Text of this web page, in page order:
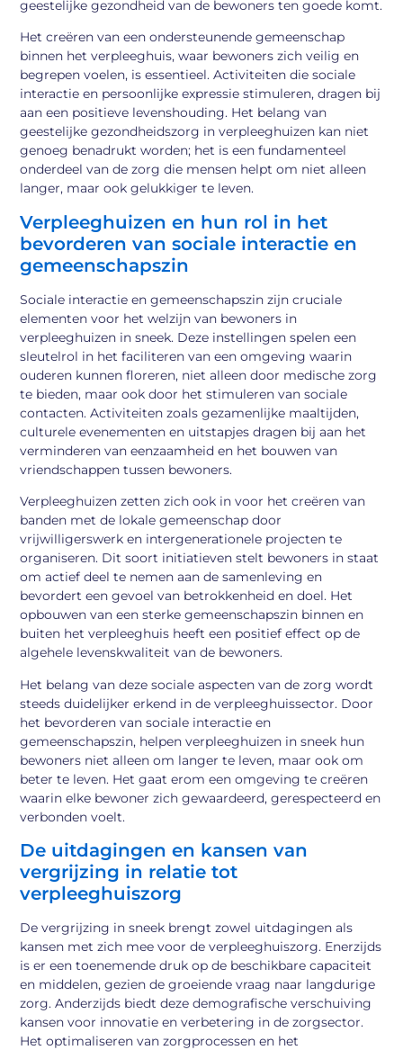
geestelijke gezondheid van de bewoners ten goede komt.
Het creëren van een ondersteunende gemeenschap
binnen het verpleeghuis, waar bewoners zich veilig en
begrepen voelen, is essentieel. Activiteiten die sociale
interactie en persoonlijke expressie stimuleren, dragen bij
aan een positieve levenshouding. Het belang van
geestelijke gezondheidszorg in verpleeghuizen kan niet
genoeg benadrukt worden; het is een fundamenteel
onderdeel van de zorg die mensen helpt om niet alleen
langer, maar ook gelukkiger te leven.
Verpleeghuizen en hun rol in het
bevorderen van sociale interactie en
gemeenschapszin
Sociale interactie en gemeenschapszin zijn cruciale
elementen voor het welzijn van bewoners in
verpleeghuizen in sneek. Deze instellingen spelen een
sleutelrol in het faciliteren van een omgeving waarin
ouderen kunnen floreren, niet alleen door medische zorg
te bieden, maar ook door het stimuleren van sociale
contacten. Activiteiten zoals gezamenlijke maaltijden,
culturele evenementen en uitstapjes dragen bij aan het
verminderen van eenzaamheid en het bouwen van
vriendschappen tussen bewoners.
Verpleeghuizen zetten zich ook in voor het creëren van
banden met de lokale gemeenschap door
vrijwilligerswerk en intergenerationele projecten te
organiseren. Dit soort initiatieven stelt bewoners in staat
om actief deel te nemen aan de samenleving en
bevordert een gevoel van betrokkenheid en doel. Het
opbouwen van een sterke gemeenschapszin binnen en
buiten het verpleeghuis heeft een positief effect op de
algehele levenskwaliteit van de bewoners.
Het belang van deze sociale aspecten van de zorg wordt
steeds duidelijker erkend in de verpleeghuissector. Door
het bevorderen van sociale interactie en
gemeenschapszin, helpen verpleeghuizen in sneek hun
bewoners niet alleen om langer te leven, maar ook om
beter te leven. Het gaat erom een omgeving te creëren
waarin elke bewoner zich gewaardeerd, gerespecteerd en
verbonden voelt.
De uitdagingen en kansen van
vergrijzing in relatie tot
verpleeghuiszorg
De vergrijzing in sneek brengt zowel uitdagingen als
kansen met zich mee voor de verpleeghuiszorg. Enerzijds
is er een toenemende druk op de beschikbare capaciteit
en middelen, gezien de groeiende vraag naar langdurige
zorg. Anderzijds biedt deze demografische verschuiving
kansen voor innovatie en verbetering in de zorgsector.
Het optimaliseren van zorgprocessen en het